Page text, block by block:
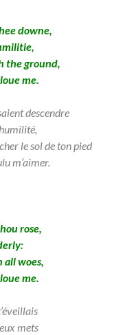
downe,
the ground,
me.
descendre
le sol de ton pied
m’aimer.
rose,
all woes,
me.
mets